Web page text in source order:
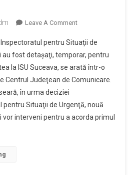
Leave A CommentOn
Paramedici
De
La
Inspectoratul
Situaţii
De
pentru Situaţii de
au fost detaşaţi, temporar, pentru
la ISU Suceava, se arată într-o
Centrul Judeţean de Comunicare.
în urma deciziei
pentru Situaţii de Urgenţă, nouă
interveni pentru a acorda primul